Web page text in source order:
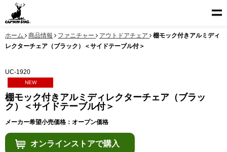
ホーム 商品情報 ファニチャー アウトドアチェア
棚モック付きアルミディ
レクターチェア（ブラック）＜サイドテーブル付＞
UC-1920
NEW
棚モック付きアルミディレクターチェア（ブラッ
ク）＜サイドテーブル付＞
メーカー希望小売価格：オープン価格
オンラインストアで購入